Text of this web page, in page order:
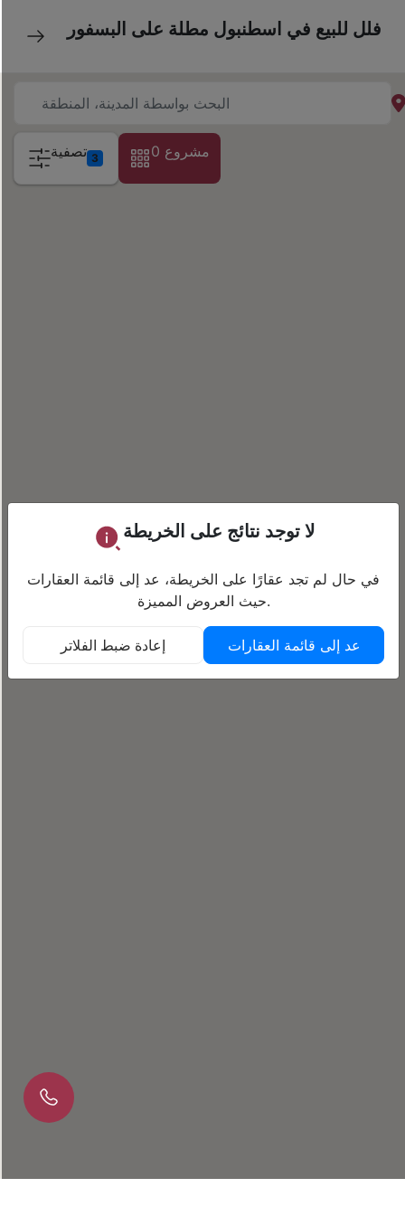
فلل للبيع في اسطنبول مطلة على البسفور
تصفية 3 0 مشروع
لا توجد نتائج على الخريطة
في حال لم تجد عقارًا على الخريطة، عد إلى قائمة العقارات
حيث العروض المميزة.
إعادة ضبط الفلاتر عد إلى قائمة العقارات